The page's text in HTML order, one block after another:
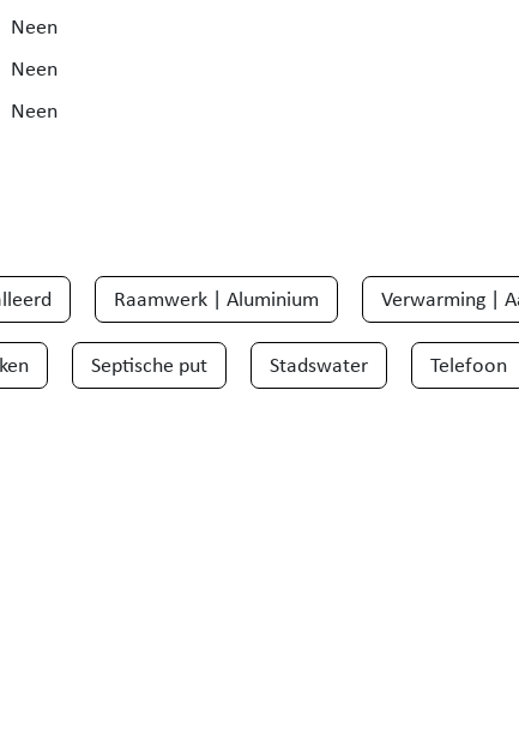
Neen
Neen
Neen
Raamwerk | Aluminium Verwarming |
Septische put Stadswater Telefoon